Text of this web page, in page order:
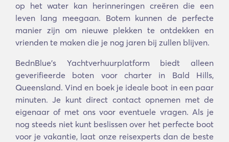
op het water kan herinneringen creëren die een
leven lang meegaan. Botem kunnen de perfecte
manier zijn om nieuwe plekken te ontdekken en
vrienden te maken die je nog jaren bij zullen blijven.
BednBlue's Yachtverhuurplatform biedt alleen
geverifieerde boten voor charter in Bald Hills,
Queensland. Vind en boek je ideale boot in een paar
minuten. Je kunt direct contact opnemen met de
eigenaar of met ons voor eventuele vragen. Als je
nog steeds niet kunt beslissen over het perfecte boot
voor je vakantie, laat onze reisexperts dan de beste